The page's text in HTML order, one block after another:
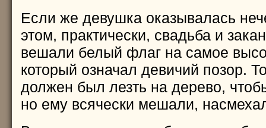
Если же девушка оказывалась
этом, практически, свадьба и
вешали белый флаг на самое
который означал девичий позор.
должен был лезть на дерево,
но ему всячески мешали,